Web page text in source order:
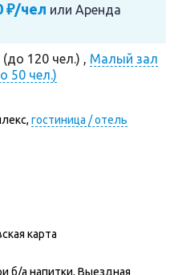
₽/чел или Аренда
120 чел.) , Малый зал
50 чел.)
гостиница / отель
карта
б/а напитки, Выездная